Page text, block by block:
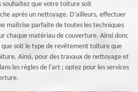
souhaitez que votre toiture soit
après un nettoyage. D’ailleurs, effectuer
maîtrise parfaite de toutes les techniques
chaque matériau de couverture. Ainsi donc
que soit le type de revêtement toiture que
Ainsi, pour des travaux de nettoyage et
les règles de l’art ; optez pour les services